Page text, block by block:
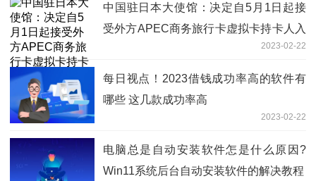
中国驻日本大使馆：决定自5月1日起接
受外方APEC商务旅行卡虚拟卡持卡人入
2023-02-22
每日视点！2023借钱成功率高的软件有
哪些 这几款成功率高
2023-02-22
电脑总是自动安装软件怎是什么原因?
Win11系统后台自动安装软件的解决教程